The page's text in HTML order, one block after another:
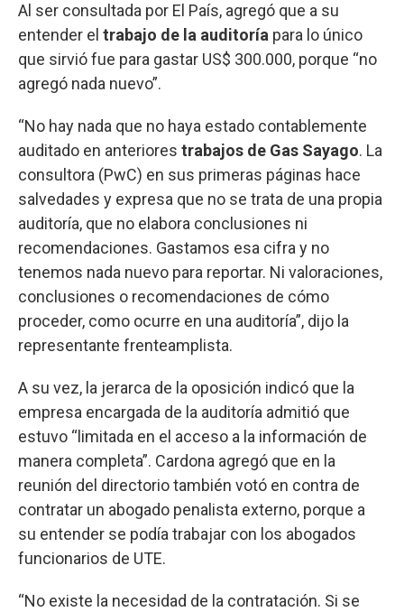
Al ser consultada por El País, agregó que a su
entender el trabajo de la auditoría para lo único
que sirvió fue para gastar US$ 300.000, porque “no
agregó nada nuevo”.
“No hay nada que no haya estado contablemente
auditado en anteriores trabajos de Gas Sayago. La
consultora (PwC) en sus primeras páginas hace
salvedades y expresa que no se trata de una propia
auditoría, que no elabora conclusiones ni
recomendaciones. Gastamos esa cifra y no
tenemos nada nuevo para reportar. Ni valoraciones,
conclusiones o recomendaciones de cómo
proceder, como ocurre en una auditoría”, dijo la
representante frenteamplista.
A su vez, la jerarca de la oposición indicó que la
empresa encargada de la auditoría admitió que
estuvo “limitada en el acceso a la información de
manera completa”. Cardona agregó que en la
reunión del directorio también votó en contra de
contratar un abogado penalista externo, porque a
su entender se podía trabajar con los abogados
funcionarios de UTE.
“No existe la necesidad de la contratación. Si se